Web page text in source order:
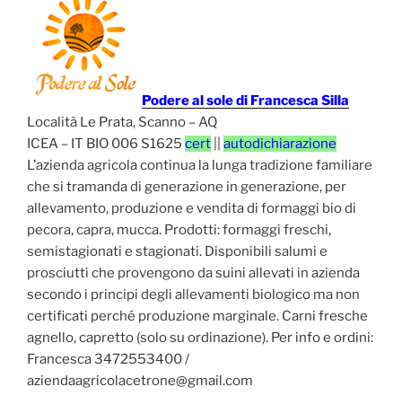
Podere al sole di Francesca Silla
Località Le Prata, Scanno – AQ
ICEA – IT BIO 006 S1625 cert
autodichiarazione
L’azienda agricola continua la lunga tradizione familiare
che si tramanda di generazione in generazione, per
allevamento, produzione e vendita di formaggi bio di
pecora, capra, mucca. Prodotti: formaggi freschi,
semistagionati e stagionati. Disponibili salumi e
prosciutti che provengono da suini allevati in azienda
secondo i principi degli allevamenti biologico ma non
certificati perché produzione marginale. Carni fresche
agnello, capretto (solo su ordinazione). Per info e ordini:
Francesca 3472553400 /
aziendaagricolacetrone@gmail.com